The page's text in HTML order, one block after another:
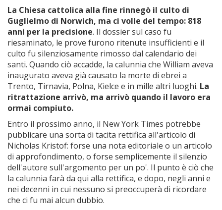
La Chiesa cattolica alla fine rinnegò il culto di
Guglielmo di Norwich, ma ci volle del tempo: 818
anni per la precisione. Il dossier sul caso fu
riesaminato, le prove furono ritenute insufficienti e il
culto fu silenziosamente rimosso dal calendario dei
santi. Quando ciò accadde, la calunnia che William aveva
inaugurato aveva già causato la morte di ebrei a
Trento, Tirnavia, Polna, Kielce e in mille altri luoghi. La
ritrattazione arrivò, ma arrivò quando il lavoro era
ormai compiuto.
Entro il prossimo anno, il New York Times potrebbe
pubblicare una sorta di tacita rettifica all'articolo di
Nicholas Kristof: forse una nota editoriale o un articolo
di approfondimento, o forse semplicemente il silenzio
dell'autore sull'argomento per un po'. Il punto è ciò che
la calunnia farà da qui alla rettifica, e dopo, negli anni e
nei decenni in cui nessuno si preoccuperà di ricordare
che ci fu mai alcun dubbio.